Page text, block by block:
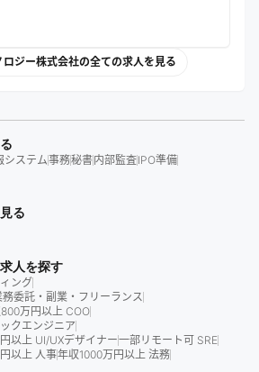
ジー株式会社の全ての求人を見る
システム事務秘書内部監査IPO準備
る
人を探す
ング
委託・副業・フリーランス
万円以上 COO
クエンジニア
以上 UI/UXデザイナー一部リモート可 SRE
以上 人事年収1000万円以上 法務